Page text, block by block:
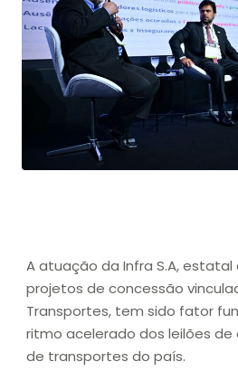
A atuação da Infra S.A,
projetos de concessão
Transportes, tem sido fator
ritmo acelerado dos leilões
de transportes do país.